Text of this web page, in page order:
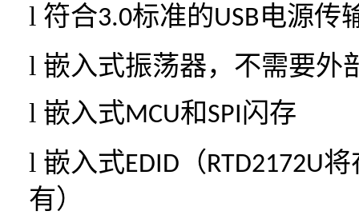
l 符合3.0标准的USB电源传
l 嵌入式振荡器，不需要外
l 嵌入式MCU和SPI闪存
l 嵌入式EDID （RTD2172U将
有）